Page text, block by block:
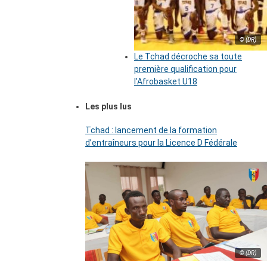
© (DR)
Le Tchad décroche sa toute
première qualification pour
l’Afrobasket U18
Les plus lus
Tchad : lancement de la formation
d’entraîneurs pour la Licence D Fédérale
© (DR)